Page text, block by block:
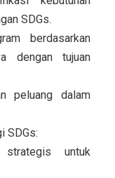
SDGs.
berdasarkan
dengan tujuan
peluang dalam
SDGs:
strategis untuk